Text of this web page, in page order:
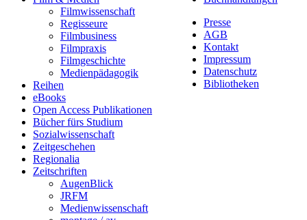
Presse
AGB
Kontakt
Impressum
Datenschutz
Bibliotheken
Filmwissenschaft
Regisseure
Filmbusiness
Filmpraxis
Filmgeschichte
Medienpädagogik
Reihen
eBooks
Open Access Publikationen
Bücher fürs Studium
Sozialwissenschaft
Zeitgeschehen
Regionalia
Zeitschriften
AugenBlick
JRFM
Medienwissenschaft